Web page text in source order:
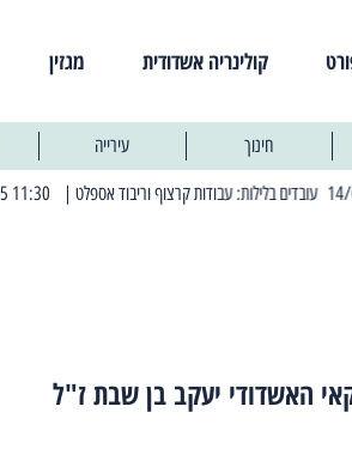
קולינריה אשדודית
מגזין
חינוך עירייה
| 11:30 03/03/2025 בחמישי הקרוב: הרחובות בהם תהיה הפסקת חשמל יזומה
האשדודי יעקב בן שבת ז"ל